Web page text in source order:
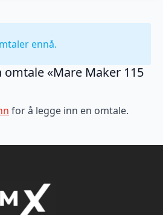
ennå.
«Mare Maker 115
for å legge inn en omtale.